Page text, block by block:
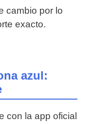
cambio por lo
exacto.
azul:
con la app oficial